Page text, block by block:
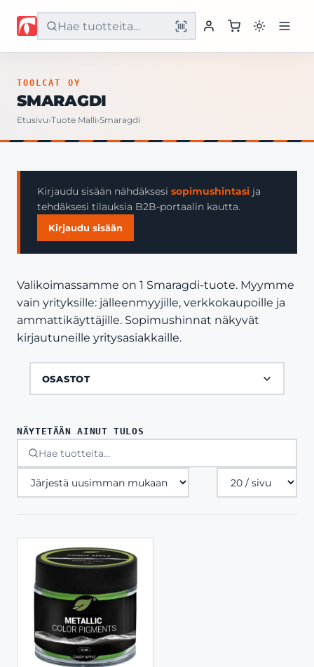
Etusivu
Yritys
Yhteystiedot
TOOLCAT OY
SMARAGDI
Etusivu›Tuote Malli›Smaragdi
Kirjaudu sisään nähdäksesi sopimushintasi ja
tehdäksesi tilauksia B2B-portaalin kautta.
Kirjaudu sisään
Valikoimassamme on 1 Smaragdi-tuote. Myymme
vain yrityksille: jälleenmyyjille, verkkokaupoille ja
ammattikäyttäjille. Sopimushinnat näkyvät
kirjautuneille yritysasiakkaille.
OSASTOT
NÄYTETÄÄN AINUT TULOS
Tuotteita
sivulla